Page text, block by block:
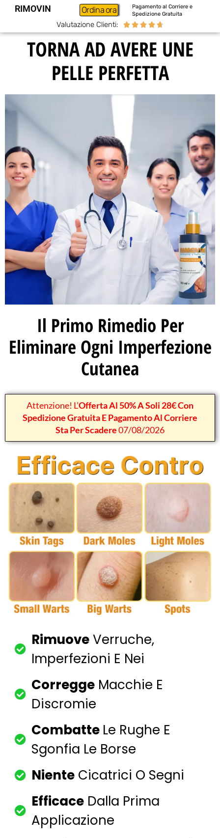
RIMOVIN Ordina ora
Pagamento al Corriere e
Spedizione Gratuita
Valutazione Clienti:     
TORNA AD AVERE UNE
PELLE PERFETTA
Il Primo Rimedio Per
Eliminare Ogni Imperfezione
Cutanea
Attenzione! L’Offerta Al 50% A Soli 28€ Con
Spedizione Gratuita E Pagamento Al Corriere
Sta Per Scadere07/08/2026
RimuoveVerruche,
Imperfezioni E Nei
CorreggeMacchie E
Discromie
Combatte Le Rughe E
Sgonfia Le Borse
NienteCicatrici O Segni
EfficaceDalla Prima
Applicazione